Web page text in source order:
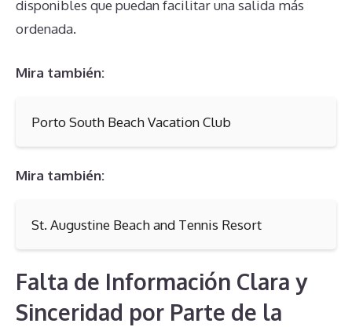
disponibles que puedan facilitar una salida más
ordenada.
Mira también:
Porto South Beach Vacation Club
Mira también:
St. Augustine Beach and Tennis Resort
Falta de Información Clara y
Sinceridad por Parte de la